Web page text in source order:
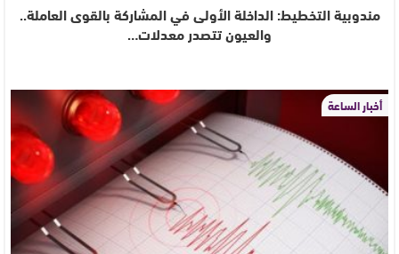
مندوبية التخطيط: الداخلة الأولى في المشاركة بالقوى العاملة..
والعيون تتصدر معدلات…
أخبار الساعة